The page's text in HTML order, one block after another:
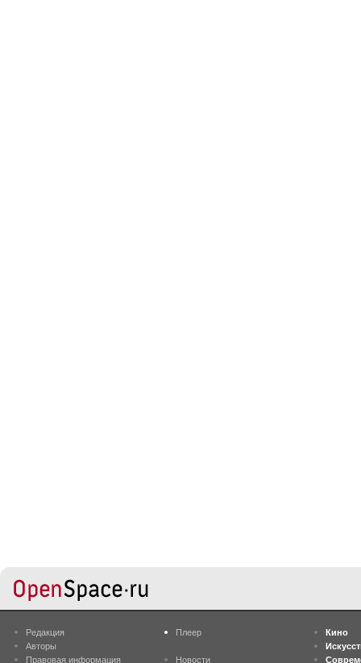
Редакция
Авторы
Правовая информация
Плеер
Новости
Кино